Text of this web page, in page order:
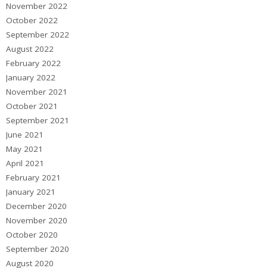
November 2022
October 2022
September 2022
August 2022
February 2022
January 2022
November 2021
October 2021
September 2021
June 2021
May 2021
April 2021
February 2021
January 2021
December 2020
November 2020
October 2020
September 2020
August 2020